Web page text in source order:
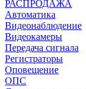
РАСПРОДАЖА
Автоматика
Видеонаблюдение
Видеокамеры
Передача сигнала
Регистраторы
Оповещение
ОПС